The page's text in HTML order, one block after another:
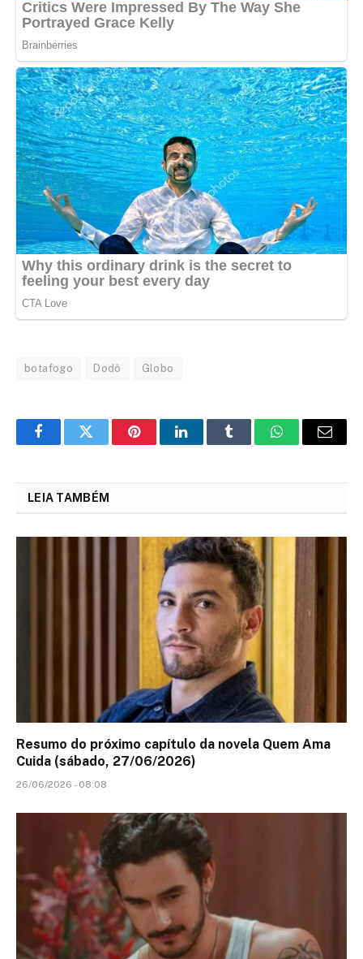
botafogo Dodô Globo
FacebookTwitter PinterestLinkedInTumblr WhatsAppEmail
LEIA TAMBÉM
Resumo do próximo capítulo da novela Quem Ama
Cuida (sábado, 27/06/2026)
26/06/2026 - 08:08